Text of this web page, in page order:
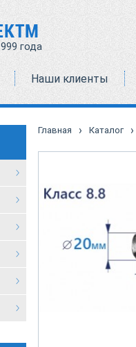
года
Наши клиенты
Главная › Каталог ›